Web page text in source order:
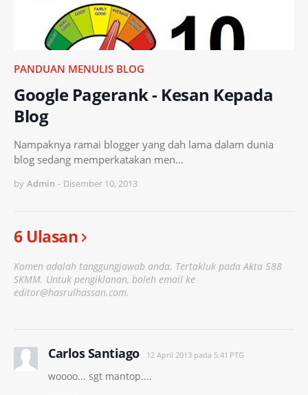
PANDUAN MENULIS BLOG
Google Pagerank - Kesan Kepada
Blog
Nampaknya ramai blogger yang dah lama dalam dunia
blog sedang memperkatakan men…
by Admin - Disember 10, 2013
6 Ulasan
Komen adalah tanggungjawab anda. Tertakluk pada Akta 588
SKMM. Untuk pengiklanan, boleh email ke
editor@hasrulhassan.com.
Carlos Santiago 12 April 2013 pada 5:41 PTG
woooo... sgt mantop....